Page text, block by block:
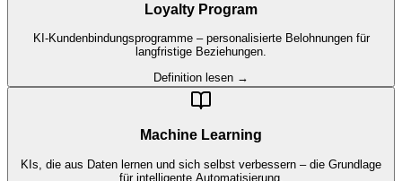
Loyalty Program
KI-Kundenbindungsprogramme – personalisierte Belohnungen für
langfristige Beziehungen.
Definition lesen →
Machine Learning
KIs, die aus Daten lernen und sich selbst verbessern – die Grundlage
für intelligente Automatisierung.